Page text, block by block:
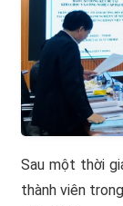
Sau một thời
thành viên